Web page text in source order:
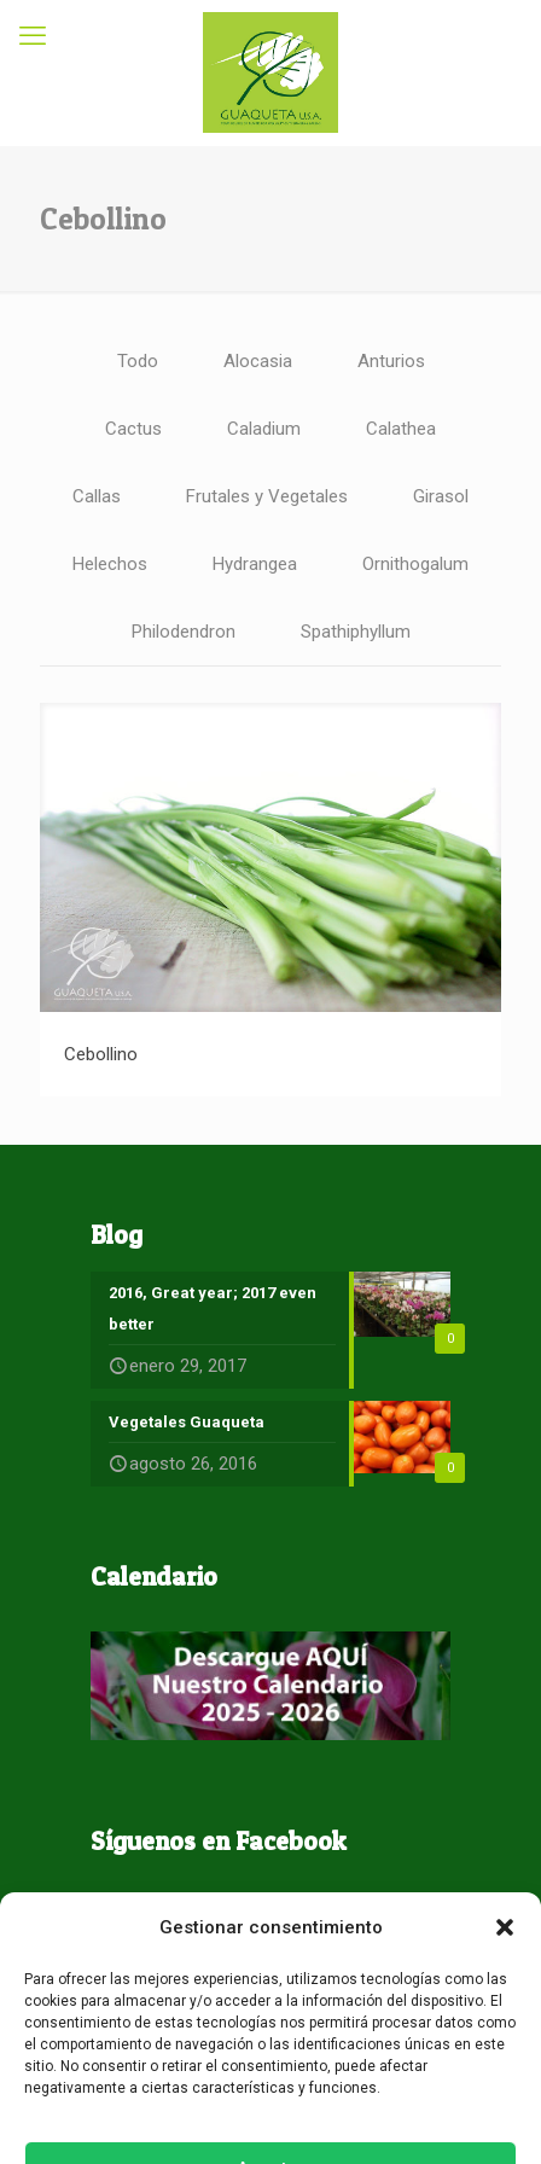
Gestionar consentimiento
Para ofrecer las mejores experiencias, utilizamos tecnologías como las
cookies para almacenar y/o acceder a la información del dispositivo. El
consentimiento de estas tecnologías nos permitirá procesar datos como
el comportamiento de navegación o las identificaciones únicas en este
sitio. No consentir o retirar el consentimiento, puede afectar
negativamente a ciertas características y funciones.
Cebollino
Todo Alocasia Anturios
Cactus Caladium Calathea
Callas Frutales y Vegetales Girasol
Helechos Hydrangea Ornithogalum
Philodendron Spathiphyllum
Cebollino
Blog
0
2016, Great year; 2017 even
better
enero 29, 2017
0
Vegetales Guaqueta
agosto 26, 2016
Calendario
Síguenos en Facebook
Todos los derechos reservados - Guaqueta USA 2026